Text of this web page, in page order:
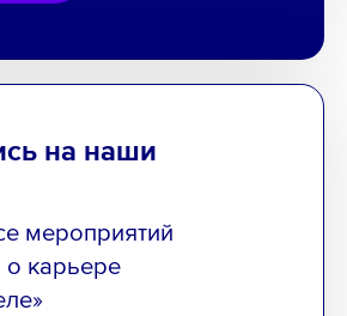
на наши
мероприятий
о карьере